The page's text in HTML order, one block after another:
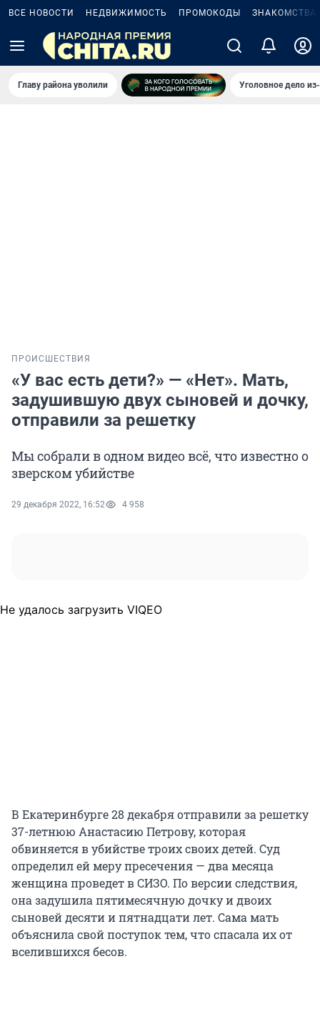
ВСЕ НОВОСТИ НЕДВИЖИМОСТЬ ПРОМОКОДЫ ЗНАКОМСТВА
Главу района уволили Уголовное дело
ПРОИСШЕСТВИЯ
«У вас есть дети?» — «Нет». Мать,
задушившую двух сыновей и дочку,
отправили за решетку
Мы собрали в одном видео всё, что известно о
зверском убийстве
29 декабря 2022, 16:52 4 958
Не удалось загрузить VIQEO
В Екатеринбурге 28 декабря отправили за решетку
37-летнюю Анастасию Петрову, которая
обвиняется в убийстве троих своих детей. Суд
определил ей меру пресечения — два месяца
женщина проведет в СИЗО. По версии следствия,
она задушила пятимесячную дочку и двоих
сыновей десяти и пятнадцати лет. Сама мать
объяснила свой поступок тем, что спасала их от
вселившихся бесов.